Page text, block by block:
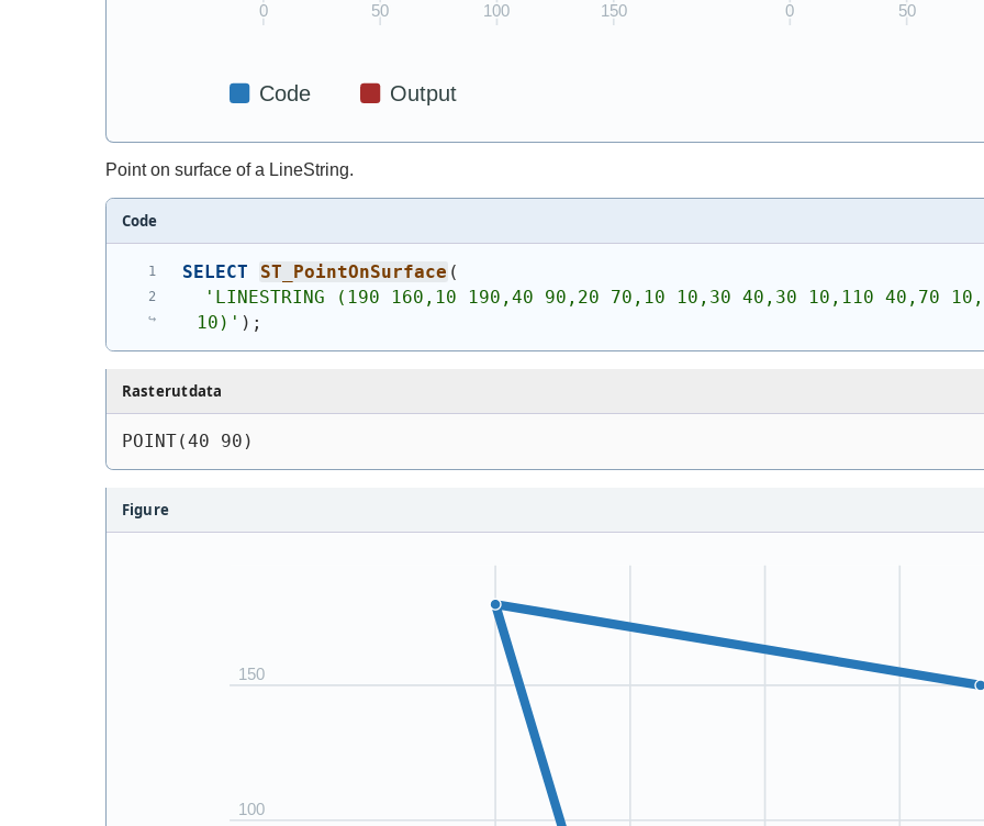
Point on surface of a LineString.
Code
SELECT ST_PointOnSurface (
' LINESTRING (190 160,10 190,40 90,20 70,10 10,30 40,30 10,110 40,70
10) ' ) ;
Rasterutdata
POINT(40 90)
Figure